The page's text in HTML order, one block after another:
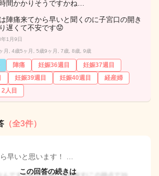
間かかりそうですかね…
陣痛来てから早いと聞くのに子宮口の開き
遅くて不安です😟
1月9日
月, 4歳5ヶ月, 5歳9ヶ月, 7歳, 8歳, 9歳
陣痛 妊娠36週目
妊娠37週目
妊娠39週目 妊娠40週目
経産婦
2人目
（全3件）
早いと思います！ …
この回答の続きは